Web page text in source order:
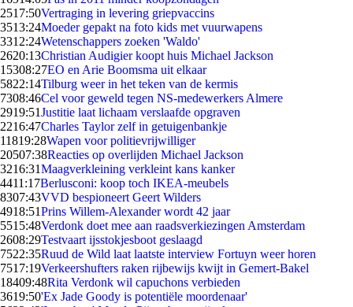
2517:50Vertraging in levering griepvaccins
3513:24Moeder gepakt na foto kids met vuurwapens
3312:24Wetenschappers zoeken 'Waldo'
2620:13Christian Audigier koopt huis Michael Jackson
15308:27EO en Arie Boomsma uit elkaar
5822:14Tilburg weer in het teken van de kermis
7308:46Cel voor geweld tegen NS-medewerkers Almere
2919:51Justitie laat lichaam verslaafde opgraven
2216:47Charles Taylor zelf in getuigenbankje
11819:28Wapen voor politievrijwilliger
20507:38Reacties op overlijden Michael Jackson
3216:31Maagverkleining verkleint kans kanker
4411:17Berlusconi: koop toch IKEA-meubels
8307:43VVD bespioneert Geert Wilders
4918:51Prins Willem-Alexander wordt 42 jaar
5515:48Verdonk doet mee aan raadsverkiezingen Amsterdam
2608:29Testvaart ijsstokjesboot geslaagd
7522:35Ruud de Wild laat laatste interview Fortuyn weer horen
7517:19Verkeershufters raken rijbewijs kwijt in Gemert-Bakel
18409:48Rita Verdonk wil capuchons verbieden
3619:50'Ex Jade Goody is potentiële moordenaar'